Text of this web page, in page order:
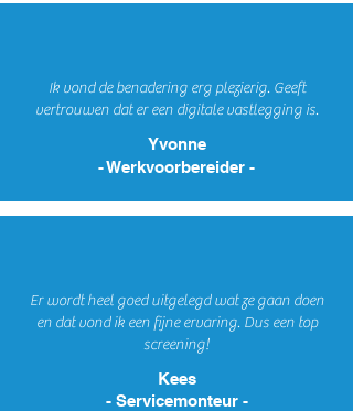
Ik vond de benadering erg plezierig. Geeft
vertrouwen dat er een digitale vastlegging is.
Yvonne
- Werkvoorbereider -
Er wordt heel goed uitgelegd wat ze gaan doen
en dat vond ik een fijne ervaring. Dus een top
screening!
Kees
- Servicemonteur -